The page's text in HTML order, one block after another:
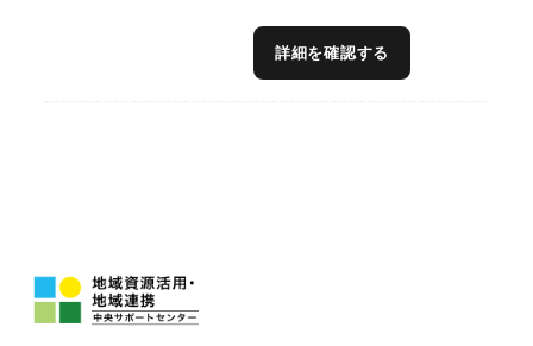
観的に分析し、「事業者や地域が持つ魅力の
中で、どのように価値として打ち出すべき
詳細を確認する